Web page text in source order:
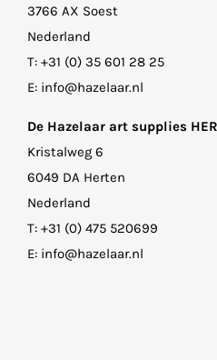
3766 AX Soest
Nederland
T: +31 (0) 35 601 28 25
E: info@hazelaar.nl
De Hazelaar art supplies
Kristalweg 6
6049 DA Herten
Nederland
T: +31 (0) 475 520699
E: info@hazelaar.nl